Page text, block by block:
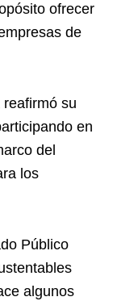
ofrecer
de
su
en
del
los
Público
algunos